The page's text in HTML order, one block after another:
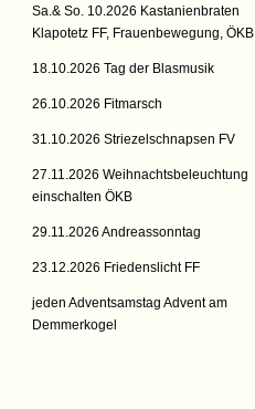
Sa.& So. 10.2026 Kastanienbraten
Klapotetz FF, Frauenbewegung, ÖKB
18.10.2026 Tag der Blasmusik
26.10.2026 Fitmarsch
31.10.2026 Striezelschnapsen FV
27.11.2026 Weihnachtsbeleuchtung
einschalten ÖKB
29.11.2026 Andreassonntag
23.12.2026 Friedenslicht FF
jeden Adventsamstag Advent am
Demmerkogel